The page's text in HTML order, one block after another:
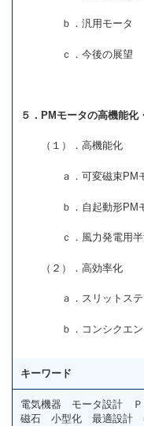
ｂ．汎用モータ
ｃ．今後の展望
５．PMモータの高機能化
（１）．高機能化
ａ．可変磁束PMモ
ｂ．自起動形PMモ
ｃ．風力発電用半波
（２）．高効率化
ａ．スリットステー
ｂ．コンシクエント
キーワード
電気機器 モータ設計
磁石 小型化 最適設計